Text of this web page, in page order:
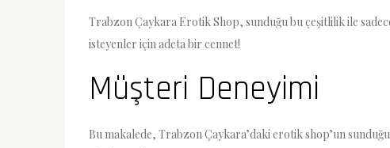
Trabzon Çaykara Erotik Shop, sunduğu bu çeşitlilik ile
isteyenler için adeta bir cennet!
Müşteri Deneyimi
Bu makalede, Trabzon Çaykara’daki erotik shop’un